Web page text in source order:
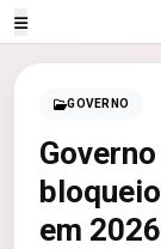
GOVERNO
em 2026